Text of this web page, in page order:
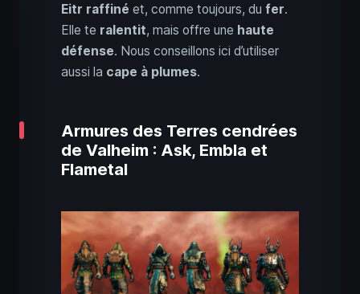
Eitr raffiné et, comme toujours, du fer.
Elle te ralentit, mais offre une haute
défense. Nous conseillons ici d’utiliser
aussi la cape à plumes.
Armures des Terres cendrées
de Valheim : Ask, Embla et
Flametal